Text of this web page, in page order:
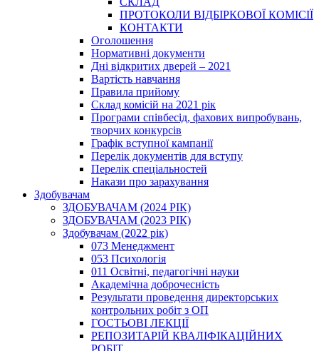
ПРОТОКОЛИ ВІДБІРКОВОЇ КОМІСІЇ
КОНТАКТИ
Оголошення
Нормативні документи
Дні відкритих дверей – 2021
Вартість навчання
Правила прийому
Склад комісій на 2021 рік
Програми співбесід, фахових випробувань,
творчих конкурсів
Графік вступної кампанії
Перелік документів для вступу
Перелік спеціальностей
Накази про зарахування
Здобувачам
ЗДОБУВАЧАМ (2024 РІК)
ЗДОБУВАЧАМ (2023 РІК)
Здобувачам (2022 рік)
073 Менеджмент
053 Психологія
011 Освітні, педагогічні науки
Академічна доброчесність
Результати проведення директорських
контрольних робіт з ОП
ГОСТЬОВІ ЛЕКЦІЇ
РЕПОЗИТАРІЙ КВАЛІФІКАЦІЙНИХ
РОБІТ